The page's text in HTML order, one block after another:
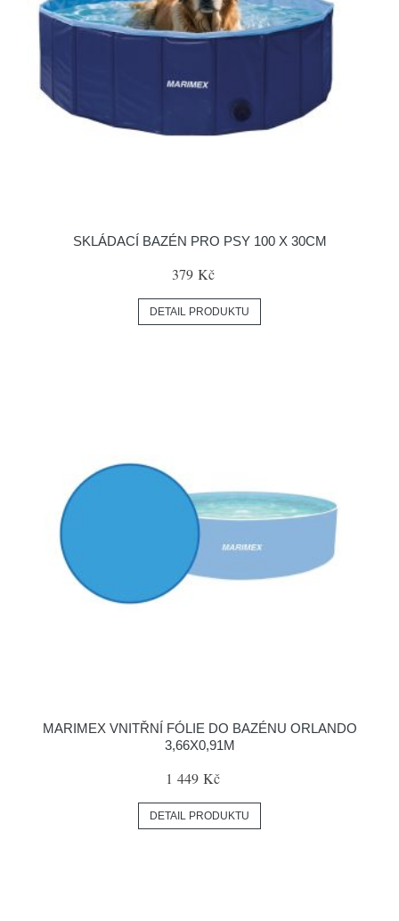
SKLÁDACÍ BAZÉN PRO PSY 100 X 30CM
379 Kč
DETAIL PRODUKTU
MARIMEX VNITŘNÍ FÓLIE DO BAZÉNU ORLANDO
3,66X0,91M
1 449 Kč
DETAIL PRODUKTU